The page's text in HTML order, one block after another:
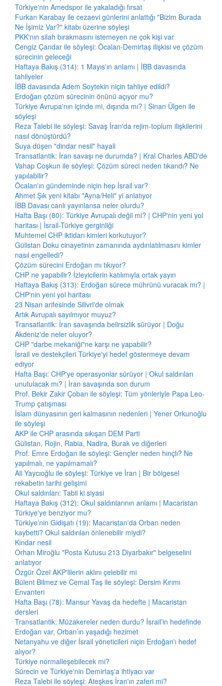
Türkiye'nin Amedspor ile yakaladığı fırsat
Furkan Karabay ile cezaevi günlerini anlattığı "Bizim Burada
Ne İşimiz Var?" kitabı üzerine söyleşi
PKK'nın silah bırakmasını istemeyen ne çok kişi var
Cengiz Çandar ile söyleşi: Öcalan-Demirtaş ilişkisi ve çözüm
sürecinin geleceği
Haftaya Bakış (314): 1 Mayıs'ın anlamı | İBB davasında
tahliyeler
İBB davasında Adem Soytekin niçin tahliye edildi?
Erdoğan çözüm sürecinin önünü açıyor mu?
Türkiye Avrupa'nın içinde mi, dışında mı? | Sinan Ülgen ile
söyleşi
Reza Talebi ile söyleşi: Savaş İran'da rejim-toplum ilişkilerini
nasıl dönüştürdü?
Suya düşen "dindar nesil" hayali
Transatlantik: İran savaşı ne durumda? | Kral Charles ABD'de
Vahap Coşkun ile söyleşi: Çözüm süreci neden tıkandı? Ne
yapılabilir?
Öcalan'ın gündeminde niçin hep İsrail var?
Ahmet Şık yeni kitabı "Ayna/Heli" yi anlatıyor
İBB Davası canlı yayınlansa neler olurdu?
Hafta Başı (80): Türkiye Avrupalı değil mi? | CHP'nin yeni yol
haritası | İsrail-Türkiye gerginliği
Muhtemel CHP iktidarı kimleri korkutuyor?
Gülistan Doku cinayetinin zamanında aydınlatılmasını kimler
nasıl engelledi?
Çözüm sürecini Erdoğan mı tıkıyor?
CHP ne yapabilir? İzleyicilerin katılımıyla ortak yayın
Haftaya Bakış (313): Erdoğan sürece mührünü vuracak mı? |
CHP'nin yeni yol haritası
23 Nisan arifesinde Silivri'de olmak
Artık Avrupalı sayılmıyor muyuz?
Transatlantik: İran savaşında belirsizlik sürüyor | Doğu
Akdeniz'de neler oluyor?
CHP "darbe mekaniği"ne karşı ne yapabilir?
İsrail ve destekçileri Türkiye'yi hedef göstermeye devam
ediyor
Hafta Başı: CHP'ye operasyonlar sürüyor | Okul saldırıları
unutulacak mı? | İran savaşında son durum
Prof. Bekir Zakir Çoban ile söyleşi: Tüm yönleriyle Papa Leo-
Trump çatışması
İslam dünyasının geri kalmasının nedenleri | Yener Orkunoğlu
ile söyleşi
AKP ile CHP arasında sıkışan DEM Parti
Gülistan, Rojin, Rabia, Nadira, Burak ve diğerleri
Prof. Emre Erdoğan ile söyleşi: Gençler neden hınçlı? Ne
yapılmalı, ne yapılmamalı?
Ali Yaycıoğlu ile söyleşi: Türkiye ve İran | Bir bölgesel
rekabetin tarihi gelişimi
Okul saldırıları: Tabii ki siyasi
Haftaya Bakış (312): Okul saldırılarının anlamı | Macaristan
Türkiye'ye benziyor mu?
Türkiye'nin Gidişatı (19): Macaristan'da Orban neden
kaybetti? Okul saldırıları önlenebilir miydi?
Kindar nesil
Orhan Miroğlu "Posta Kutusu 213 Diyarbakır" belgeselini
anlatıyor
Özgür Özel AKP'lilerin aklını çelebilir mi
Bülent Bilmez ve Cemal Taş ile söyleşi: Dersim Kırımı
Envanteri
Hafta Başı (78): Mansur Yavaş da hedefte | Macaristan
dersleri
Transatlantik: Müzakereler neden durdu? İsrail’in hedefinde
Erdoğan var, Orban’ın yaşadığı hezimet
Netanyahu ve diğer İsrail yöneticileri niçin Erdoğan'ı hedef
alıyor?
Türkiye normalleşebilecek mi?
Sürecin ve Türkiye'nin Demirtaş'a ihtiyacı var
Reza Talebi ile söyleşi: Ateşkes İran'ın zaferi mi?